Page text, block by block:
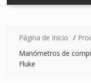
Página de Inicio
Manómetros de
Fluke